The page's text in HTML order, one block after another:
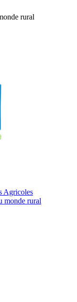
rural
Agricoles
monde rural